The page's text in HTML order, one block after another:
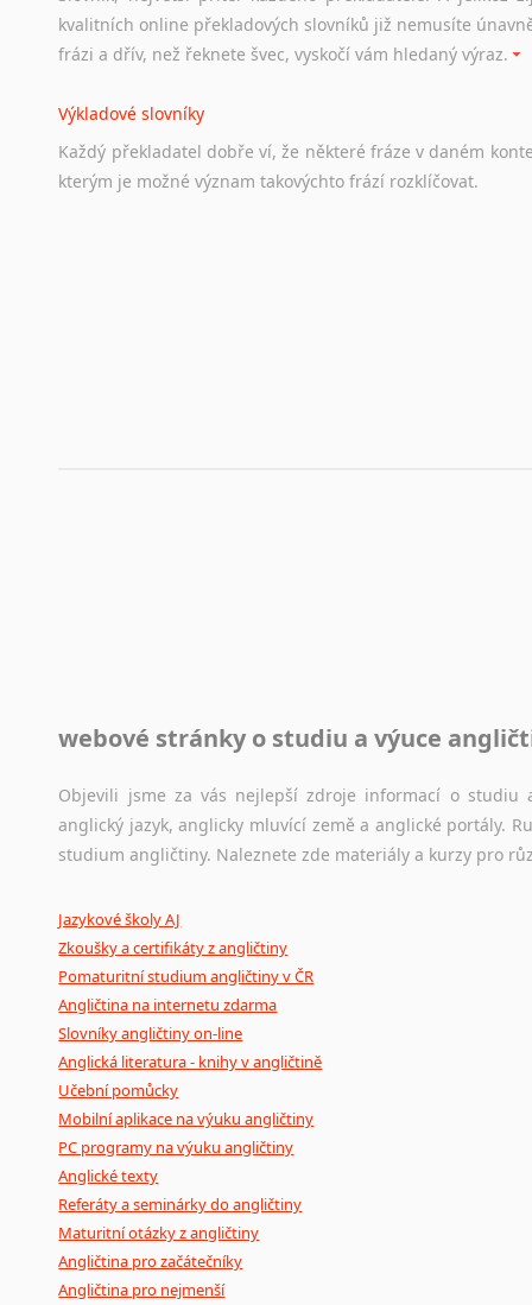
hledat práci na internetu případně osobní zkušenosti
Hledáte-li
práci
stejná obecná pravidla, jako pro český životopis. Tak dost
kvalitních online překladových slovníků již nemusíte
frázi a dřív, než řeknete švec, vyskočí vám hledaný výraz.
Výkladové slovníky
Každý překladatel dobře ví, že některé fráze v daném
kterým je možné význam takovýchto frází rozklíčovat.
Jazykový korpus je elektronický soubor autentických
původního zdroje textu.
Ostatní pomůcky pro překladatele
poradny a pravidla
webové stránky o studiu a výuce
Objevili jsme za vás nejlepší zdroje informací o studiu
anglický jazyk, anglicky mluvící země a anglické portály.
studium angličtiny. Naleznete zde materiály a kurzy pro
Jazykové školy AJ
Zkoušky a certifikáty z angličtiny
Pomaturitní studium angličtiny v ČR
Angličtina na internetu zdarma
Slovníky angličtiny on-line
Anglická literatura - knihy v angličtině
Učební pomůcky
Mobilní aplikace na výuku angličtiny
PC programy na výuku angličtiny
Anglické texty
Referáty a seminárky do angličtiny
Maturitní otázky z angličtiny
Angličtina pro začátečníky
Angličtina pro nejmenší